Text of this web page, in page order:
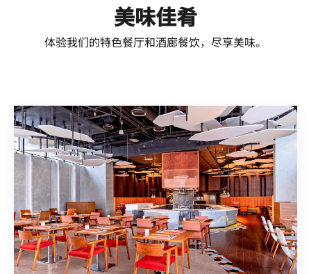
美味佳肴
体验我们的特色餐厅和酒廊餐饮，尽享美味。